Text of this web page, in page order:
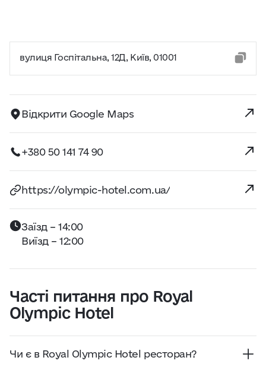
вулиця Госпітальна, 12Д, Київ, 01001
Відкрити Google Maps
+380 50 141 74 90
https://olympic-hotel.com.ua/
Заїзд – 14:00
Виїзд – 12:00
Часті питання про Royal
Olympic Hotel
Чи є в Royal Olympic Hotel ресторан?